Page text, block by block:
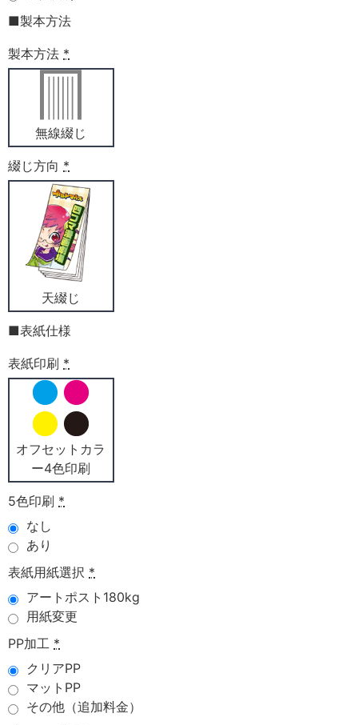
■製本方法
製本方法 *
無線綴じ
綴じ方向 *
天綴じ
■表紙仕様
表紙印刷 *
オフセットカラ
ー4色印刷
5色印刷 *
なし
あり
表紙用紙選択 *
アートポスト180kg
用紙変更
PP加工 *
クリアPP
マットPP
その他（追加料金）